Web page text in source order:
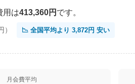
用は413,360円 です。
📉 全国平均より 3,872円 安い
月会費平均